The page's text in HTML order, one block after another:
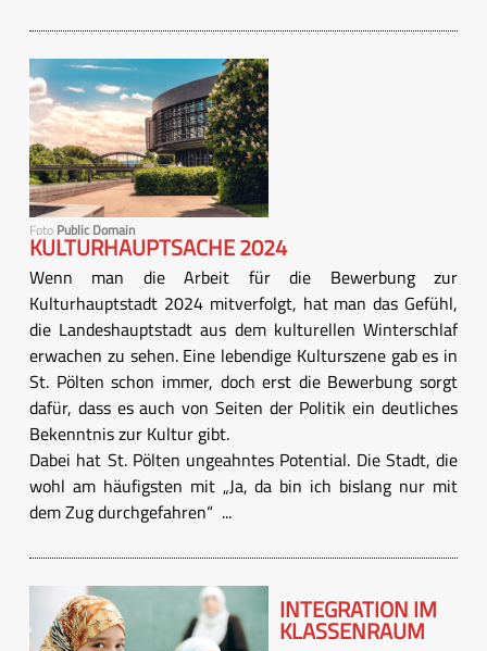
Foto Public Domain
KULTURHAUPTSACHE 2024
Wenn man die Arbeit für die Bewerbung zur
Kulturhauptstadt 2024 mitverfolgt, hat man das Gefühl,
die Landeshauptstadt aus dem kulturellen Winterschlaf
erwachen zu sehen. Eine lebendige Kulturszene gab es in
St. Pölten schon immer, doch erst die Bewerbung sorgt
dafür, dass es auch von Seiten der Politik ein deutliches
Bekenntnis zur Kultur gibt.
Dabei hat St. Pölten ungeahntes Potential. Die Stadt, die
wohl am häufigsten mit „Ja, da bin ich bislang nur mit
dem Zug durchgefahren“ ...
INTEGRATION IM
KLASSENRAUM